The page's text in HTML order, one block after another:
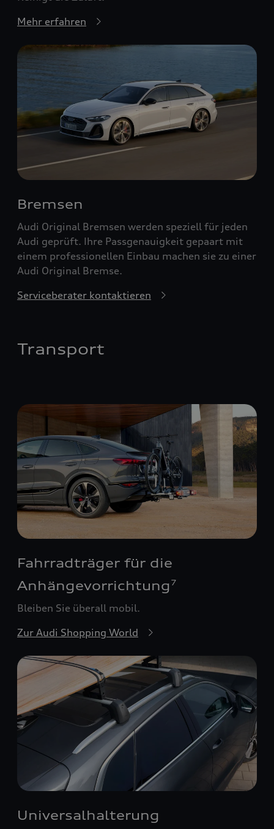
Mehr erfahren
Bremsen
Audi Original Bremsen werden speziell für jeden
Audi geprüft. Ihre Passgenauigkeit gepaart mit
einem professionellen Einbau machen sie zu einer
Audi Original Bremse.
Serviceberater kontaktieren
Transport
Fahrradträger für die
Anhängevorrichtung 7
Bleiben Sie überall mobil.
Zur Audi Shopping World
Universalhalterung